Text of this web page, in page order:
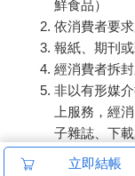
鮮食品）
依消費者要
報紙、期刊
經消費者拆
非以有形媒
上服務，經
子雜誌、下
已拆封之個